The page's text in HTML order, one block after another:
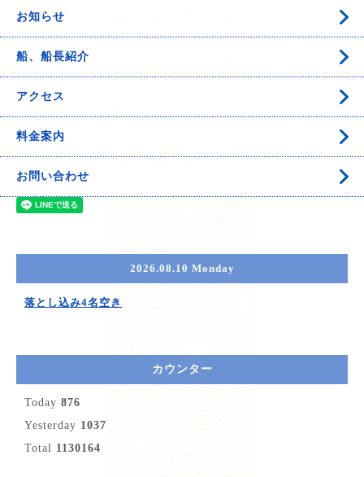
お知らせ
船、船長紹介
アクセス
料金案内
お問い合わせ
2026.08.10 Monday
落とし込み4名空き
カウンター
Today 876
Yesterday 1037
Total 1130164